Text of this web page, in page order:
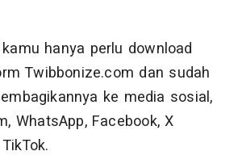
hanya perlu download
Twibbonize.com dan sudah
ke media sosial,
WhatsApp, Facebook, X